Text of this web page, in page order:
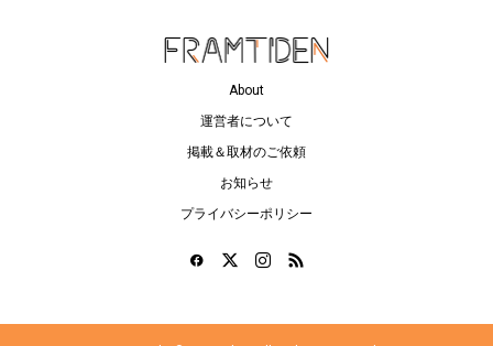
About
運営者について
掲載＆取材のご依頼
お知らせ
プライバシーポリシー